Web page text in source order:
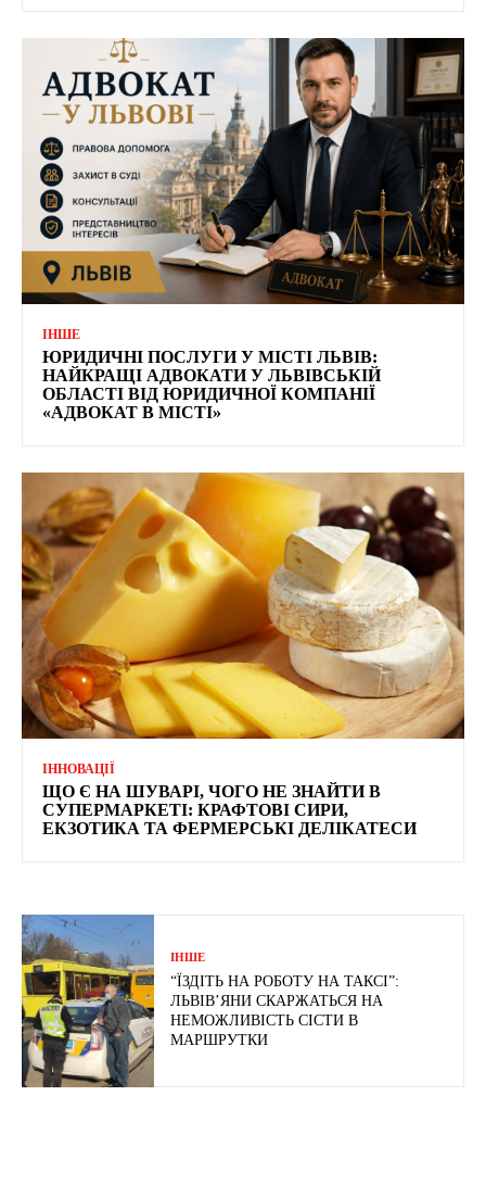
ІНШЕ
ЮРИДИЧНІ ПОСЛУГИ У МІСТІ ЛЬВІВ:
НАЙКРАЩІ АДВОКАТИ У ЛЬВІВСЬКІЙ
ОБЛАСТІ ВІД ЮРИДИЧНОЇ КОМПАНІЇ
«АДВОКАТ В МІСТІ»
ІННОВАЦІЇ
ЩО Є НА ШУВАРІ, ЧОГО НЕ ЗНАЙТИ В
СУПЕРМАРКЕТІ: КРАФТОВІ СИРИ,
ЕКЗОТИКА ТА ФЕРМЕРСЬКІ ДЕЛІКАТЕСИ
ІНШЕ
“ЇЗДІТЬ НА РОБОТУ НА ТАКСІ”:
ЛЬВІВ’ЯНИ СКАРЖАТЬСЯ НА
НЕМОЖЛИВІСТЬ СІСТИ В
МАРШРУТКИ